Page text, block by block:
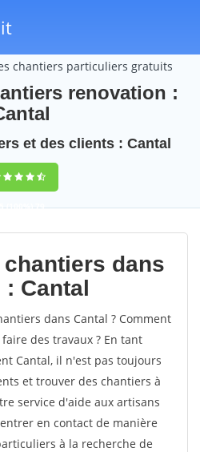
chantiers particuliers gratuits
renovation :
et des clients : Cantal
(100%)79
votes
dans
Cantal
dans Cantal ? Comment
des travaux ? En tant
Cantal, il n'est pas toujours
et trouver des chantiers à
service d'aide aux artisans
en contact de manière
à la recherche de